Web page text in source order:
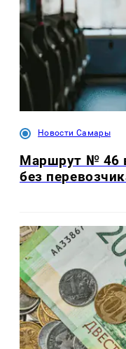
Новости Самары
Маршрут № 46
без